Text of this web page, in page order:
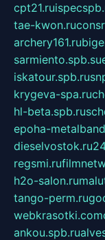
cpt21.ru
tae-kwon.ru
archery161.ru
sarmiento.spb.su
iskatour.spb.ru
krygeva-spa.ru
hl-beta.spb.ru
epoha-
dieselvostok.ru
regsmi.ru
h2o-salon.ru
tango-perm.ru
webkrasotki.com
ankou.spb.ru